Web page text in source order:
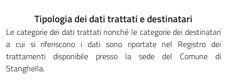
Tipologia dei dati trattati e destinatari
Le categorie dei dati trattati nonché le categorie dei destinatari
a cui si riferiscono i dati sono riportate nel Registro dei
trattamenti disponibile presso la sede del Comune di
Stanghella.